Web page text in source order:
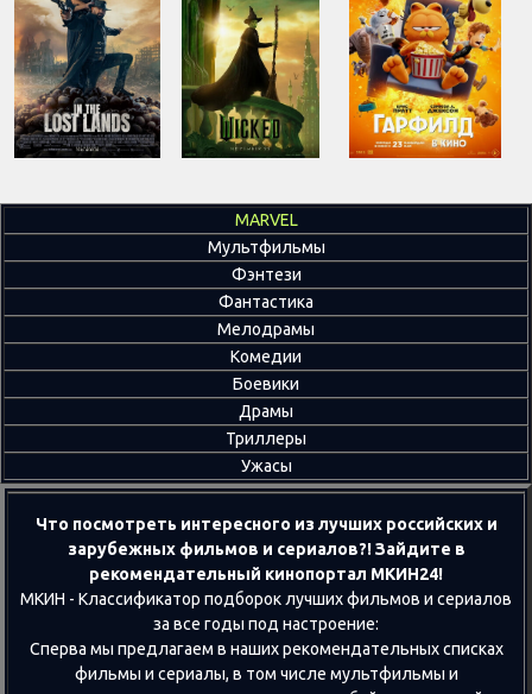
MARVEL
Мультфильмы
Фэнтези
Фантастика
Мелодрамы
Комедии
Боевики
Драмы
Триллеры
Ужасы
Что посмотреть интересного из лучших российских и
зарубежных фильмов и сериалов?! Зайдите в
рекомендательный кинопортал МКИН24!
МКИН - Классификатор подборок лучших фильмов и сериалов
за все годы под настроение:
Сперва мы предлагаем в наших рекомендательных списках
фильмы и сериалы, в том числе мультфильмы и